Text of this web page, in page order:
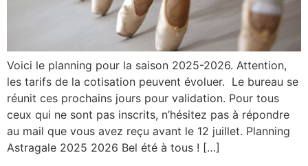
Voici le planning pour la saison 2025-2026. Attention,
les tarifs de la cotisation peuvent évoluer. Le bureau se
réunit ces prochains jours pour validation. Pour tous
ceux qui ne sont pas inscrits, n’hésitez pas à répondre
au mail que vous avez reçu avant le 12 juillet. Planning
Astragale 2025 2026 Bel été à tous ! […]